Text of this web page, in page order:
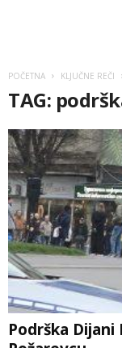
POČETNA KLJUČNE REČI
TAG:
Podrška